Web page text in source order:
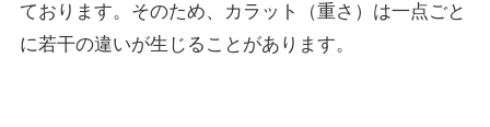
ております。そのため、カラット（重さ）は一点ごと
に若干の違いが生じることがあります。